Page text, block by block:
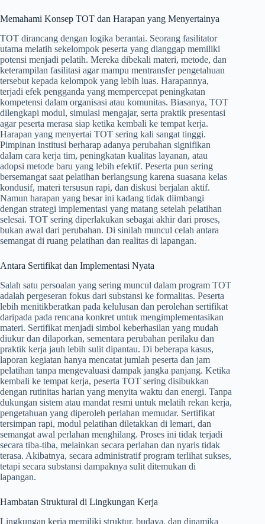
Memahami Konsep TOT dan Harapan yang Menyertainya
TOT dirancang dengan logika berantai. Seorang fasilitator
utama melatih sekelompok peserta yang dianggap memiliki
potensi menjadi pelatih. Mereka dibekali materi, metode, dan
keterampilan fasilitasi agar mampu mentransfer pengetahuan
tersebut kepada kelompok yang lebih luas. Harapannya,
terjadi efek pengganda yang mempercepat peningkatan
kompetensi dalam organisasi atau komunitas. Biasanya, TOT
dilengkapi modul, simulasi mengajar, serta praktik presentasi
agar peserta merasa siap ketika kembali ke tempat kerja.
Harapan yang menyertai TOT sering kali sangat tinggi.
Pimpinan institusi berharap adanya perubahan signifikan
dalam cara kerja tim, peningkatan kualitas layanan, atau
adopsi metode baru yang lebih efektif. Peserta pun sering
bersemangat saat pelatihan berlangsung karena suasana kelas
kondusif, materi tersusun rapi, dan diskusi berjalan aktif.
Namun harapan yang besar ini kadang tidak diimbangi
dengan strategi implementasi yang matang setelah pelatihan
selesai. TOT sering diperlakukan sebagai akhir dari proses,
bukan awal dari perubahan. Di sinilah muncul celah antara
semangat di ruang pelatihan dan realitas di lapangan.
Antara Sertifikat dan Implementasi Nyata
Salah satu persoalan yang sering muncul dalam program TOT
adalah pergeseran fokus dari substansi ke formalitas. Peserta
lebih menitikberatkan pada kelulusan dan perolehan sertifikat
daripada pada rencana konkret untuk mengimplementasikan
materi. Sertifikat menjadi simbol keberhasilan yang mudah
diukur dan dilaporkan, sementara perubahan perilaku dan
praktik kerja jauh lebih sulit dipantau. Di beberapa kasus,
laporan kegiatan hanya mencatat jumlah peserta dan jam
pelatihan tanpa mengevaluasi dampak jangka panjang. Ketika
kembali ke tempat kerja, peserta TOT sering disibukkan
dengan rutinitas harian yang menyita waktu dan energi. Tanpa
dukungan sistem atau mandat resmi untuk melatih rekan kerja,
pengetahuan yang diperoleh perlahan memudar. Sertifikat
tersimpan rapi, modul pelatihan diletakkan di lemari, dan
semangat awal perlahan menghilang. Proses ini tidak terjadi
secara tiba-tiba, melainkan secara perlahan dan nyaris tidak
terasa. Akibatnya, secara administratif program terlihat sukses,
tetapi secara substansi dampaknya sulit ditemukan di
lapangan.
Hambatan Struktural di Lingkungan Kerja
Lingkungan kerja memiliki struktur, budaya, dan dinamika